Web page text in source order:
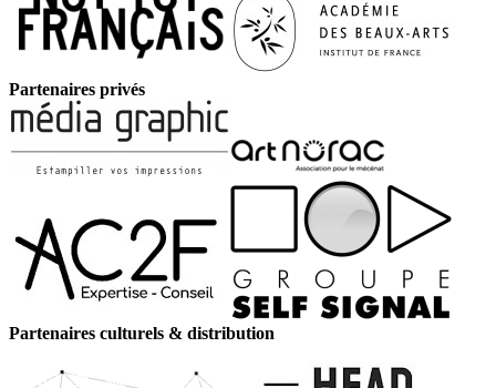
Partenaires privés
Partenaires culturels & distribution